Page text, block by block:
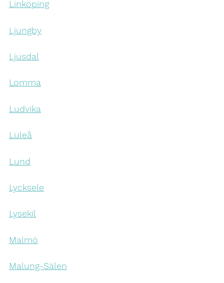
Linköping
Ljungby
Ljusdal
Lomma
Ludvika
Luleå
Lund
Lycksele
Lysekil
Malmö
Malung-Sälen